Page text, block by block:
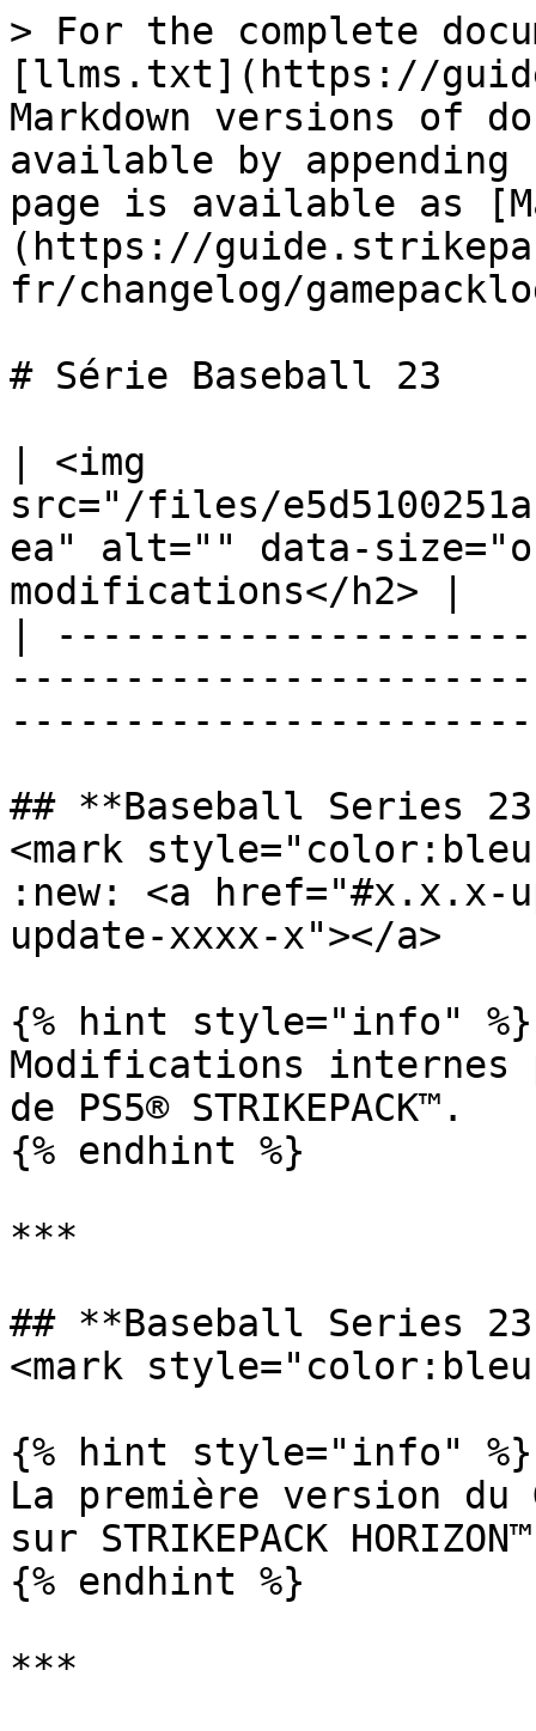
> For the complete
[llms.txt](https://
Markdown versions of
available by
page is available as
(https://
fr/changelog/
# Série Baseball 23
| <img
src="/files/
ea" alt="" data-
modifications</h2> |
|
## **Baseball Series
<mark
:new: <a href="#x.x.x-
update-xxxx-x"></a>
{% hint style="info" %}
Modifications internes
de PS5® STRIKEPACK™.
{% endhint %}
***
## **Baseball Series
<mark
{% hint style="info" %}
La première version du
sur STRIKEPACK
{% endhint %}
***